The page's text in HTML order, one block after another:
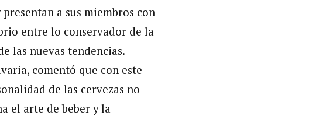
a sus miembros con
entre lo conservador de la
las nuevas tendencias.
comentó que con este
de las cervezas no
el arte de beber y la